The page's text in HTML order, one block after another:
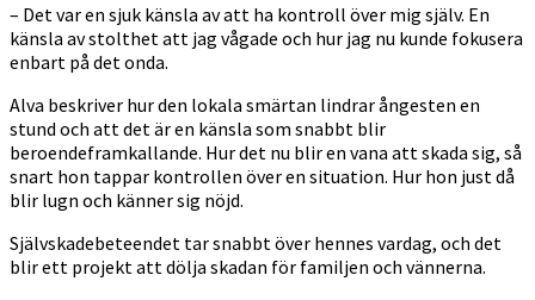
– Det var en sjuk känsla av att ha kontroll över mig själv. En
känsla av stolthet att jag vågade och hur jag nu kunde fokusera
enbart på det onda.
Alva beskriver hur den lokala smärtan lindrar ångesten en
stund och att det är en känsla som snabbt blir
beroendeframkallande. Hur det nu blir en vana att skada sig, så
snart hon tappar kontrollen över en situation. Hur hon just då
blir lugn och känner sig nöjd.
Självskadebeteendet tar snabbt över hennes vardag, och det
blir ett projekt att dölja skadan för familjen och vännerna.